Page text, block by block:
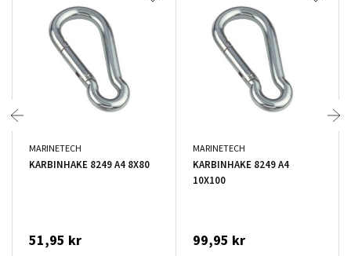
MARINETECH
KARBINHAKE 8249 A4 8X80
51,95 kr
MARINETECH
KARBINHAKE 8249 A4
10X100
99,95 kr